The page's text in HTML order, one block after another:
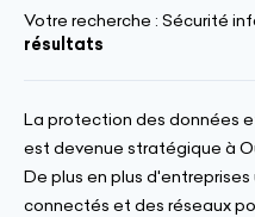
Votre recherche : Sécurité
résultats
La protection des données
est devenue stratégique à
De plus en plus
connectés et des réseaux